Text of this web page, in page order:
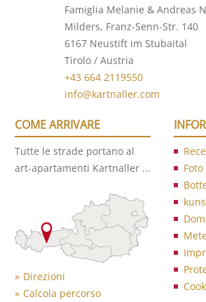
Famiglia Melanie & Andreas
Milders, Franz-Senn-Str. 140
6167 Neustift im Stubaital
Tirolo / Austria
+43 664 2119550
info@kartnaller.com
COME ARRIVARE
Tutte le strade portano al
art-apartamenti Kartnaller ...
Direzioni
Calcola percorso